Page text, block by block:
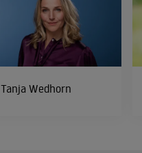
Tanja Wedhorn